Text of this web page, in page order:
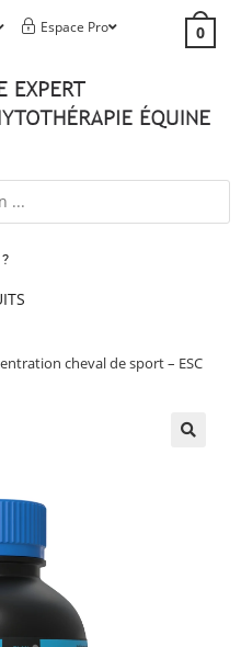
Espace Pro 0
cheval de sport – ESC